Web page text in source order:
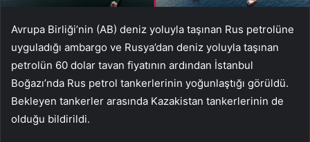
Avrupa Birliği’nin (AB) deniz yoluyla taşınan Rus petrolüne
uyguladığı ambargo ve Rusya’dan deniz yoluyla taşınan
petrolün 60 dolar tavan fiyatının ardından İstanbul
Boğazı’nda Rus petrol tankerlerinin yoğunlaştığı görüldü.
Bekleyen tankerler arasında Kazakistan tankerlerinin de
olduğu bildirildi.